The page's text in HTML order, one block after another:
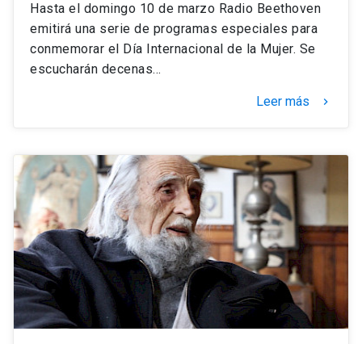
Hasta el domingo 10 de marzo Radio Beethoven
emitirá una serie de programas especiales para
conmemorar el Día Internacional de la Mujer. Se
escucharán decenas…
Leer más keyboard_arrow_right